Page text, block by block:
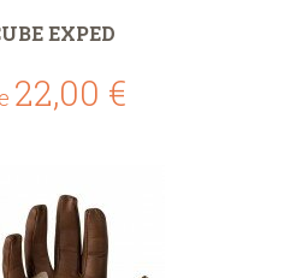
EXPED
22,00 €